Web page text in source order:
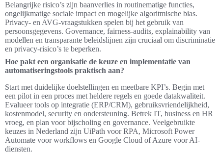
Belangrijke risico’s zijn baanverlies in routinematige functies,
ongelijkmatige sociale impact en mogelijke algoritmische bias.
Privacy- en AVG-vraagstukken spelen bij het gebruik van
persoonsgegevens. Governance, fairness-audits, explainability van
modellen en transparante beleidslijnen zijn cruciaal om discriminatie
en privacy-risico’s te beperken.
Hoe pakt een organisatie de keuze en implementatie van
automatiseringstools praktisch aan?
Start met duidelijke doelstellingen en meetbare KPI’s. Begin met
een pilot in een proces met heldere regels en goede datakwaliteit.
Evalueer tools op integratie (ERP/CRM), gebruiksvriendelijkheid,
kostenmodel, security en ondersteuning. Betrek IT, business en HR
vroeg, en plan voor bijscholing en governance. Veelgebruikte
keuzes in Nederland zijn UiPath voor RPA, Microsoft Power
Automate voor workflows en Google Cloud of Azure voor AI-
diensten.